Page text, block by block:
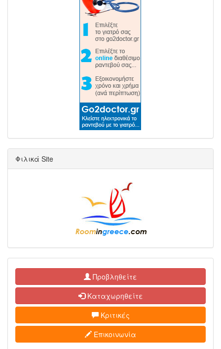
Φιλικά Site
Προβληθείτε
Καταχωρηθείτε
Κριτικές
Επικοινωνία